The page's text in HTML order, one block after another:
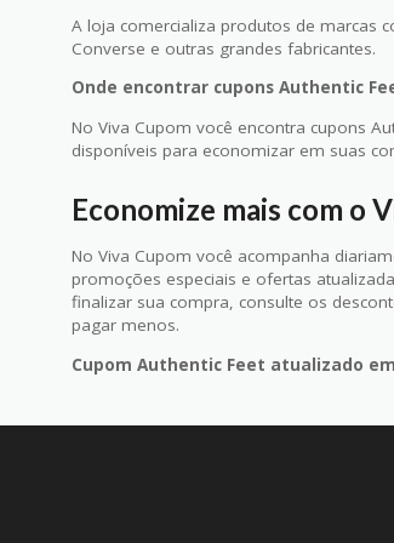
A loja comercializa produtos de marcas
Converse e outras grandes fabricantes.
Onde encontrar cupons Authentic
No Viva Cupom você encontra cupons
disponíveis para economizar em suas
Economize mais com o
No Viva Cupom você acompanha
promoções especiais e ofertas
finalizar sua compra, consulte os
pagar menos.
Cupom Authentic Feet atualizado